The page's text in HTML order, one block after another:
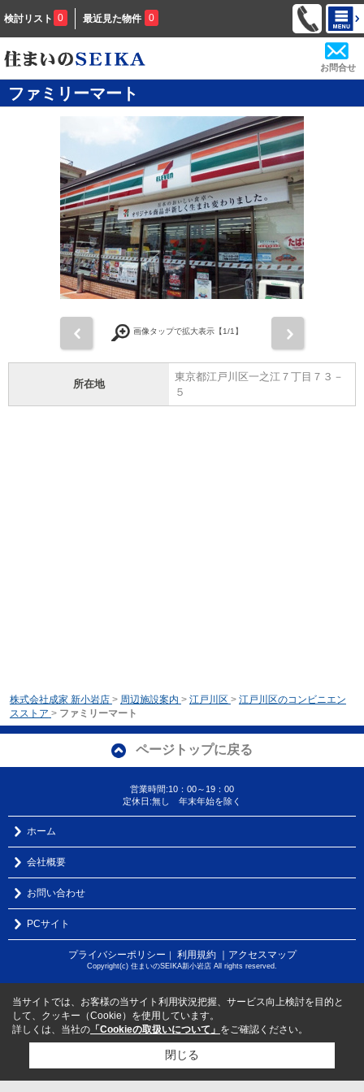
検討リスト 0 最近見た物件 0
お問合せ
ファミリーマート
画像タップで拡大表示【1/1】
所在地
東京都江戸川区一之江７丁目７３－
５
株式会社成家 新小岩店 > 周辺施設案内 > 江戸川区 > 江戸川区のコンビニエン
スストア > ファミリーマート
ページトップに戻る
営業時間:10：00～19：00
定休日:無し 年末年始を除く
ホーム
会社概要
お問い合わせ
PCサイト
プライバシーポリシー ｜ 利用規約 ｜アクセスマップ
Copyright(c) 住まいのSEIKA新小岩店 All rights reserved.
当サイトでは、お客様の当サイト利用状況把握、サービス向上検討を目的と
して、クッキー（Cookie）を使用しています。
詳しくは、当社の 「Cookieの取扱いについて」 をご確認ください。
閉じる